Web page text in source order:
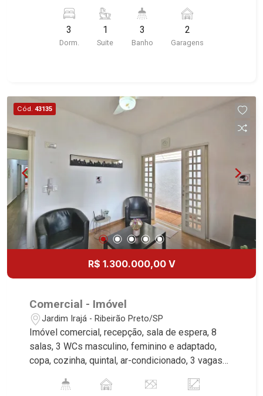
características deste imóvel que a Martinelli
Imobiliária selecionou para você: - 2.000m² de
área terreno e 590m² de área construída - 3
- Edícula com sala, cozinha, 2 dormitórios e 1
banheiro - Quintal - Paisagismo - 2 vagas
cobertas Martinelli Imobiliária, referência no
mercado imobiliário desde 2000! Avenida João
Fiúsa, 1051 - Alto da Boa Vista | Ribeirão Preto.
3
Dorm.
1
Suite
3
Banho
2
Garagens
Cód. 43135
R$ 1.300.000,00 V
Comercial - Imóvel
Jardim Irajá - Ribeirão Preto/SP
Imóvel comercial, recepção, sala de espera, 8
salas, 3 WCs masculino, feminino e adaptado,
copa, cozinha, quintal, ar-condicionado, 3 vagas
Martinelli Imobiliária, referência no mercado